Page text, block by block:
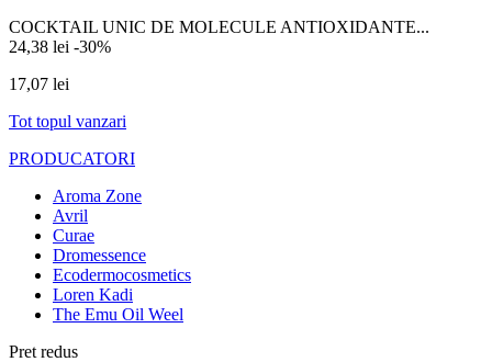
COCKTAIL UNIC DE MOLECULE ANTIOXIDANTE...
24,38 lei -30%
17,07 lei
Tot topul vanzari
PRODUCATORI
Aroma Zone
Avril
Curae
Dromessence
Ecodermocosmetics
Loren Kadi
The Emu Oil Weel
Pret redus